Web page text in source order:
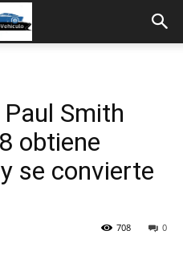
Smith
obtiene
se convierte
0
708